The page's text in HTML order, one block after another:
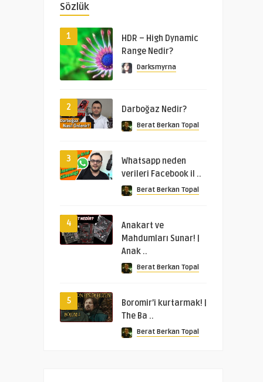
Sözlük
1
HDR – High Dynamic
Range Nedir?
Darksmyrna
2 Darboğaz Nedir?
Berat Berkan Topal
3
Whatsapp neden
verileri Facebook il ..
Berat Berkan Topal
4
Anakart ve
Mahdumları Sunar! |
Anak ..
Berat Berkan Topal
5
Boromir’i kurtarmak! |
The Ba ..
Berat Berkan Topal